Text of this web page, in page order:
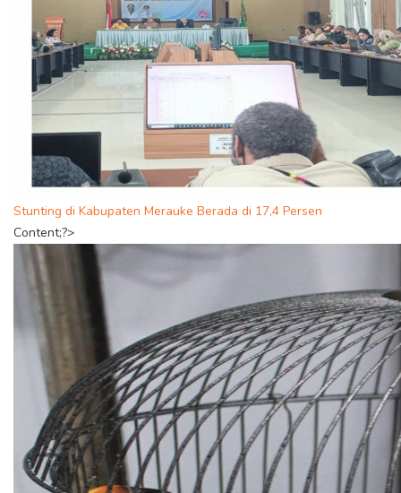
Stunting di Kabupaten Merauke Berada di 17,4 Persen
Content;?>